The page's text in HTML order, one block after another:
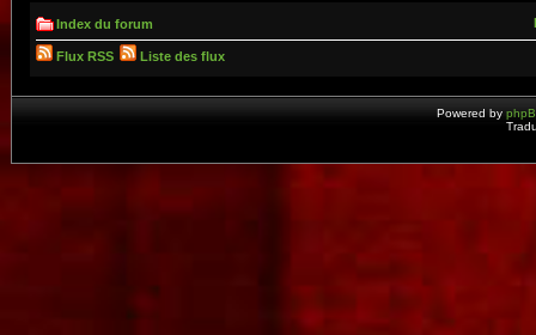
Index du forum
Flux RSS Liste des flux
Powered by